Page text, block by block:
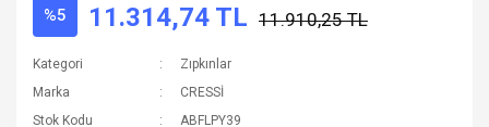
%5 11.314,74 TL 11.910,25 TL
Kategori
Zıpkınlar
Marka
CRESSİ
Stok Kodu
ABFLPY39